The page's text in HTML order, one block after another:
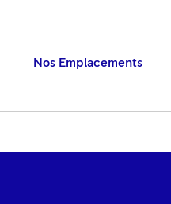
Nos Emplacements